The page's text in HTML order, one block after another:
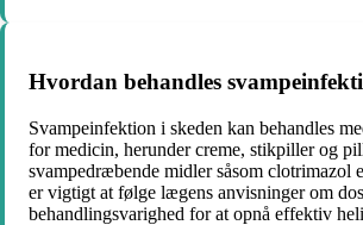
Hvordan behandles
Svampeinfektion i skeden kan behandles
for medicin, herunder creme, stikpiller og
svampedræbende midler såsom clotrimazol
er vigtigt at følge lægens anvisninger om
behandlingsvarighed for at opnå effektiv